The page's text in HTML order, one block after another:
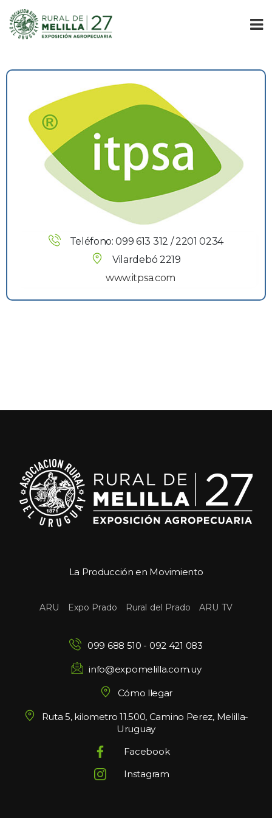
Teléfono: 099 613 312 / 2201 0234
Vilardebó 2219
www.itpsa.com
La Producción en Movimiento
ARU Expo Prado Rural del Prado ARU TV
099 688 510 - 092 421 083
info@expomelilla.com.uy
Cómo llegar
Ruta 5, kilometro 11.500, Camino Perez, Melilla-
Uruguay
Facebook
Instagram